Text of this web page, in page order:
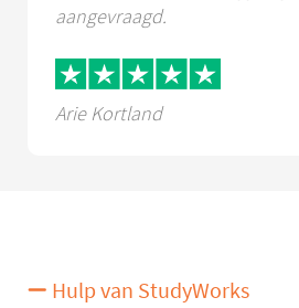
aangevraagd.
Arie Kortland
Hulp van StudyWorks